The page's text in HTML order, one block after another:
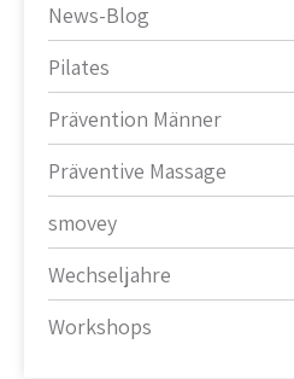
News-Blog
Pilates
Prävention Männer
Präventive Massage
smovey
Wechseljahre
Workshops